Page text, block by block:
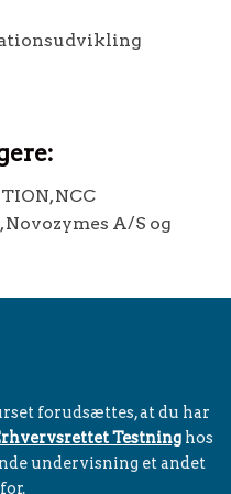
NCC
A/S og
forudsættes, at du har
Testning hos
undervisning et andet